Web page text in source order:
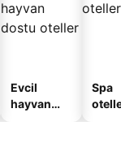
Evcil
hayvan
Spa